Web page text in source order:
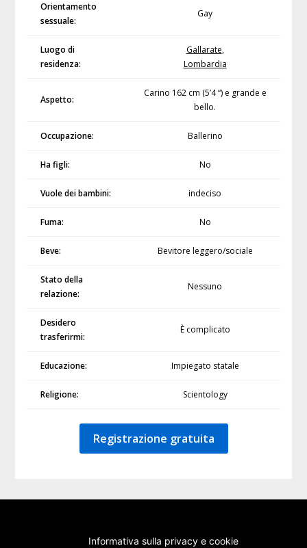
Orientamento
sessuale:
Gay
Luogo di
residenza:
Gallarate,
Lombardia
Aspetto:
Carino 162 cm (5’4 “) e grande e
bello.
Occupazione: Ballerino
Ha figli: No
Vuole dei bambini: indeciso
Fuma: No
Beve: Bevitore leggero/sociale
Stato della
relazione:
Nessuno
Desidero
trasferirmi:
È complicato
Educazione: Impiegato statale
Religione: Scientology
Registrazione gratuita
Informativa sulla privacy e cookie